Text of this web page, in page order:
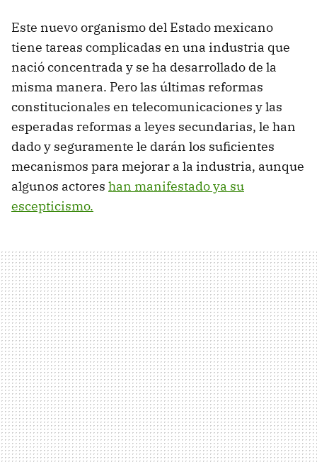
Este nuevo organismo del Estado mexicano
tiene tareas complicadas en una industria que
nació concentrada y se ha desarrollado de la
misma manera. Pero las últimas reformas
constitucionales en telecomunicaciones y las
esperadas reformas a leyes secundarias, le han
dado y seguramente le darán los suficientes
mecanismos para mejorar a la industria, aunque
algunos actores han manifestado ya su
escepticismo.